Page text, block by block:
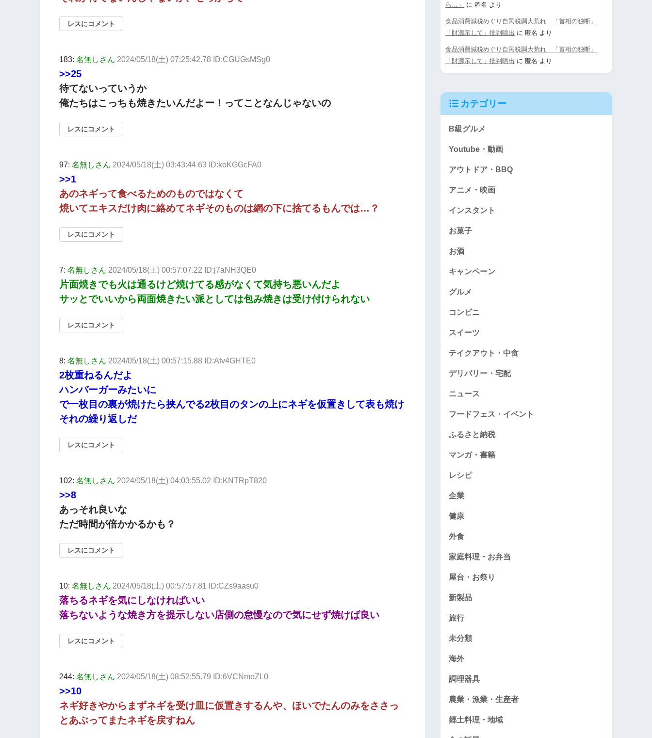
レスにコメント
183: 名無しさん 2024/05/18(土) 07:25:42.78 ID:CGUGsMSg0
>>25
待てないっていうか
俺たちはこっちも焼きたいんだよー！ってことなんじゃないの
レスにコメント
97: 名無しさん 2024/05/18(土) 03:43:44.63 ID:koKGGcFA0
>>1
あのネギって食べるためのものではなくて
焼いてエキスだけ肉に絡めてネギそのものは網の下に捨てるもんでは…？
レスにコメント
7: 名無しさん 2024/05/18(土) 00:57:07.22 ID:j7aNH3QE0
片面焼きでも火は通るけど焼けてる感がなくて気持ち悪いんだよ
サッとでいいから両面焼きたい派としては包み焼きは受け付けられない
レスにコメント
8: 名無しさん 2024/05/18(土) 00:57:15.88 ID:Atv4GHTE0
2枚重ねるんだよ
ハンバーガーみたいに
で一枚目の裏が焼けたら挟んでる2枚目のタンの上にネギを仮置きして表も焼け
それの繰り返しだ
レスにコメント
102: 名無しさん 2024/05/18(土) 04:03:55.02 ID:KNTRpT820
>>8
あっそれ良いな
ただ時間が倍かかるかも？
レスにコメント
10: 名無しさん 2024/05/18(土) 00:57:57.81 ID:CZs9aasu0
落ちるネギを気にしなければいい
落ちないような焼き方を提示しない店側の怠慢なので気にせず焼けば良い
レスにコメント
244: 名無しさん 2024/05/18(土) 08:52:55.79 ID:6VCNmoZL0
>>10
ネギ好きやからまずネギを受け皿に仮置きするんや、ほいでたんのみをささっ
とあぶってまたネギを戻すねん
ら…」
に 匿名 より
食品消費減税めぐり自民税調大荒れ 「首相の独断」
「財源示して」批判噴出 に 匿名 より
食品消費減税めぐり自民税調大荒れ 「首相の独断」
「財源示して」批判噴出 に 匿名 より
カテゴリー
B級グルメ
Youtube・動画
アウトドア・BBQ
アニメ・映画
インスタント
お菓子
お酒
キャンペーン
グルメ
コンビニ
スイーツ
テイクアウト・中食
デリバリー・宅配
ニュース
フードフェス・イベント
ふるさと納税
マンガ・書籍
レシピ
企業
健康
外食
家庭料理・お弁当
屋台・お祭り
新製品
旅行
未分類
海外
調理器具
農業・漁業・生産者
郷土料理・地域